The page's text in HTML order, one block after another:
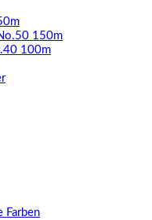
150m
100m
Farben